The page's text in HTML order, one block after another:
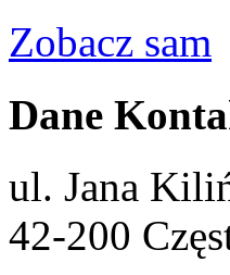
Zobacz sam
Dane
ul. Jana
42-200